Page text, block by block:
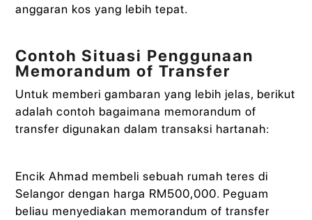
anggaran kos yang lebih tepat.
Contoh Situasi Penggunaan
Memorandum of Transfer
Untuk memberi gambaran yang lebih jelas, berikut
adalah contoh bagaimana memorandum of
transfer digunakan dalam transaksi hartanah:
Encik Ahmad membeli sebuah rumah teres di
Selangor dengan harga RM500,000. Peguam
beliau menyediakan memorandum of transfer